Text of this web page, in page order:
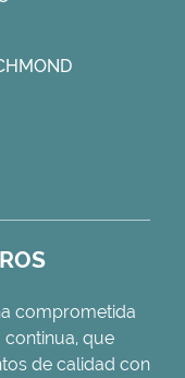
comprometida
que
de calidad con